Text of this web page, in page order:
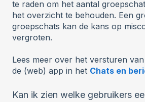
te raden om het aantal
het overzicht te behouden. Een
groepschats kan de kans op
vergroten.
Lees meer over het versturen
de (web) app in het Chats en
Kan ik zien welke gebruikers